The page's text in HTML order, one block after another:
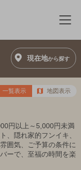
メ
現在地から探す
一覧表示 地図表示
円以上～5,000円未満
、隠れ家的フンイキ、
囲気、ご予算の条件に
ーで、至福の時間を楽